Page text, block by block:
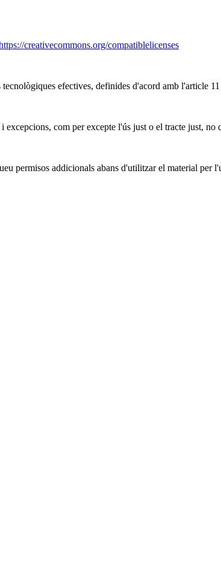
creativecommons.org/compatiblelicenses
efectives, definides d'acord amb l'article
com per excepte l'ús just o el tracte just, no
permisos addicionals abans d'utilitzar el material per